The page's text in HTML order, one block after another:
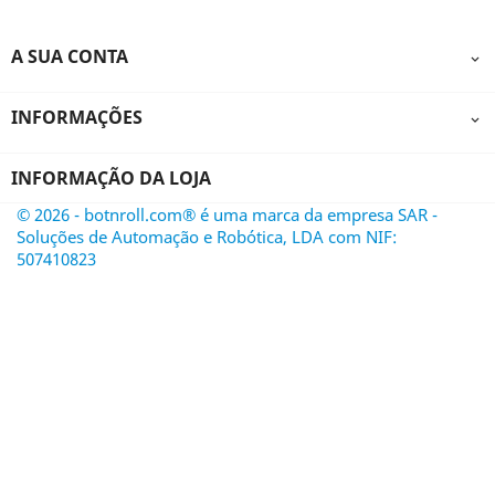
A SUA CONTA 
INFORMAÇÕES 
INFORMAÇÃO DA LOJA
© 2026 - botnroll.com® é uma marca da empresa SAR -
Soluções de Automação e Robótica, LDA com NIF:
507410823